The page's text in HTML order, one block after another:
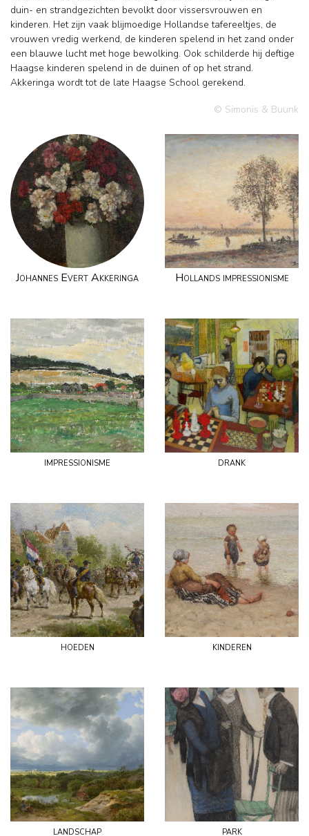
duin- en strandgezichten bevolkt door vissersvrouwen en
kinderen. Het zijn vaak blijmoedige Hollandse tafereeltjes, de
vrouwen vredig werkend, de kinderen spelend in het zand onder
een blauwe lucht met hoge bewolking. Ook schilderde hij deftige
Haagse kinderen spelend in de duinen of op het strand.
Akkeringa wordt tot de late Haagse School gerekend.
© Simonis & Buunk
Johannes Evert Akkeringa Hollands impressionisme
impressionisme drank
hoeden kinderen
landschap park